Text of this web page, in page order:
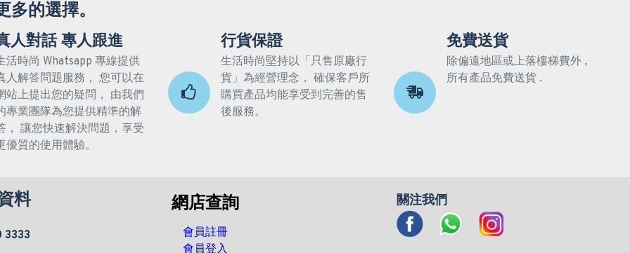
的選擇。
人對話 專人跟進
活時尚 Whatsapp 專線提供
人解答問題服務， 您可以在
站上提出您的疑問， 由我們
專業團隊為您提供精準的解
， 讓您快速解決問題，享受
優質的使用體驗。
行貨保證
生活時尚堅持以「只售原廠行
貨」為經營理念， 確保客戶所
購買產品均能享受到完善的售
後服務。
免費送貨
除偏遠地區或上落樓梯費外 ,
所有產品免費送貨 .
料
3333
網店查詢
會員註冊
會員登入
關注我們